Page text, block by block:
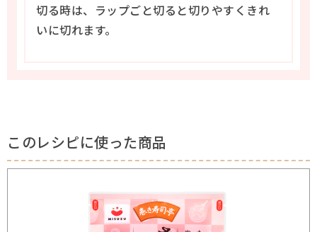
切る時は、ラップごと切ると切りやすくきれ
いに切れます。
このレシピに使った商品